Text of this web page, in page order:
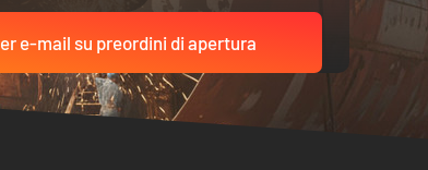
e-mail su preordini di apertura